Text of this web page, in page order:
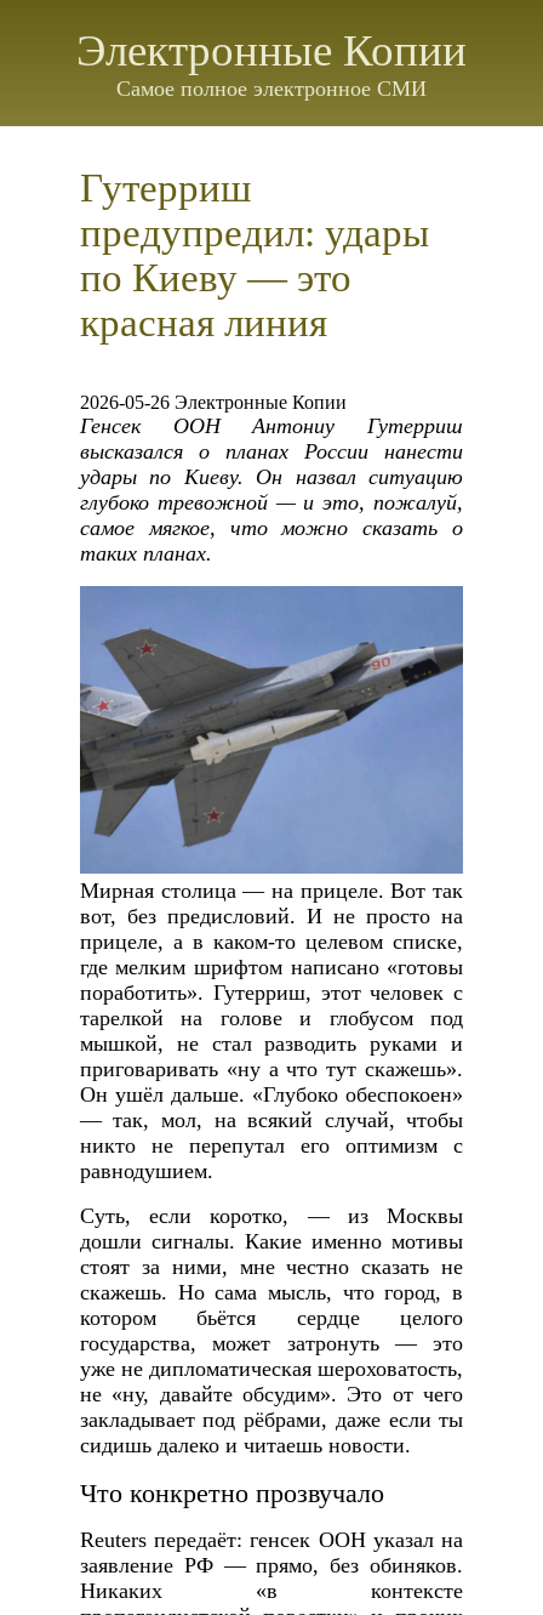
Электронные Копии
Самое полное электронное СМИ
Гутерриш
предупредил: удары
по Киеву — это
красная линия
2026-05-26 Электронные Копии
Генсек ООН Антониу Гутерриш
высказался о планах России нанести
удары по Киеву. Он назвал ситуацию
глубоко тревожной — и это, пожалуй,
самое мягкое, что можно сказать о
таких планах.
Мирная столица — на прицеле. Вот так
вот, без предисловий. И не просто на
прицеле, а в каком-то целевом списке,
где мелким шрифтом написано «готовы
поработить». Гутерриш, этот человек с
тарелкой на голове и глобусом под
мышкой, не стал разводить руками и
приговаривать «ну а что тут скажешь».
Он ушёл дальше. «Глубоко обеспокоен»
— так, мол, на всякий случай, чтобы
никто не перепутал его оптимизм с
равнодушием.
Суть, если коротко, — из Москвы
дошли сигналы. Какие именно мотивы
стоят за ними, мне честно сказать не
скажешь. Но сама мысль, что город, в
котором бьётся сердце целого
государства, может затронуть — это
уже не дипломатическая шероховатость,
не «ну, давайте обсудим». Это от чего
закладывает под рёбрами, даже если ты
сидишь далеко и читаешь новости.
Что конкретно прозвучало
Reuters передаёт: генсек ООН указал на
заявление РФ — прямо, без обиняков.
Никаких «в контексте